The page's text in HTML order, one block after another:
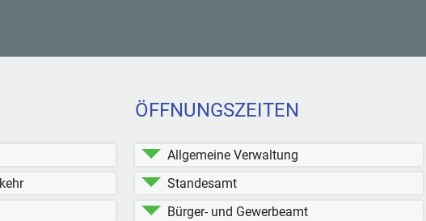
ÖFFNUNGSZEITEN
Allgemeine Verwaltung
Standesamt
Bürger- und Gewerbeamt